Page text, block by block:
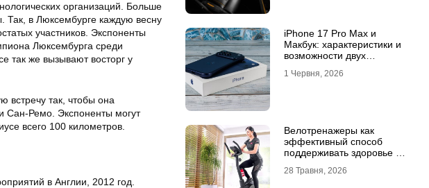
организаций. Больше
Так, в Люксембурге каждую весну
участников. Экспоненты
Люксембурга среди
так же вызывают восторг у
встречу так, чтобы она
Сан-Ремо. Экспоненты могут
всего 100 километров.
в Англии, 2012 год.
iPhone 17 Pro Max и
Макбук: характеристики и
возможности двух
1 Червня, 2026
Велотренажеры как
эффективный способ
поддерживать здоровье и
28 Травня, 2026